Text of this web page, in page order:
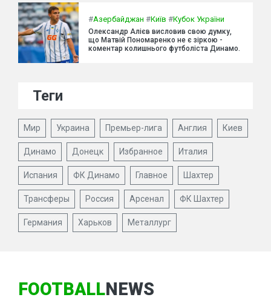
#Азербайджан #Київ #Кубок України
Олександр Алієв висловив свою думку,
що Матвій Пономаренко не є зіркою -
коментар колишнього футболіста Динамо.
Теги
Мир Украина Премьер-лига Англия Киев
Динамо Донецк Избранное Италия
Испания ФК Динамо Главное Шахтер
Трансферы Россия Арсенал ФК Шахтер
Германия Харьков Металлург
FOOTBALLNEWS